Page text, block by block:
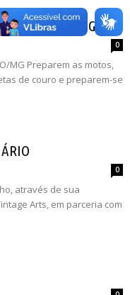
VERMELHO/MG
0
MG Preparem as motos,
de couro e preparem-se
0
através de sua
Arts, em parceria com